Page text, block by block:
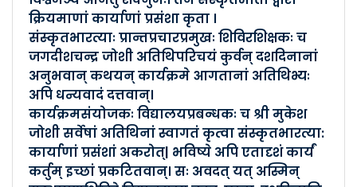
08-01-2024 दिनांकेआवासीयप्रबोधनव�..
Posted By :- Uttarakhand
Posted Date :- 09-01-2024
०२/०१/२०२४ दिनाङ्के श्रीराम�..
Posted By :- Uttarakhand
Posted Date :- 09-01-2024
क्रियमाणां कार्याणां प्रसंशा कृता ।
संस्कृतभारत्याः प्रान्तप्रचारप्रमुखः शिविरशिक्षकः च
जगदीशचन्द्र जोशी अतिथिपरिचयं कुर्वन् दशदिनानां
अनुभवान् कथयन् कार्यक्रमे आगतानां अतिथिभ्यः
अपि धन्यवादं दत्तवान्।
कार्यक्रमसंयोजकः विद्यालयप्रबन्धकः च श्री मुकेश
जोशी सर्वेषां अतिथिनां स्वागतं कृत्वा संस्कृतभारत्या:
कार्याणां प्रसंशां अकरोत्| भविष्ये अपि एतादृशं कार्यं
कर्तुम् इच्छां प्रकटितवान्। सः अवदत् यत् अस्मिन्